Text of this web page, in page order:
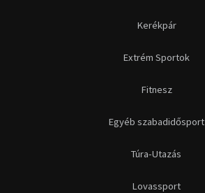
Kerékpár
Extrém Sportok
Fitnesz
Egyéb szabadidősport
Túra-Utazás
Lovassport